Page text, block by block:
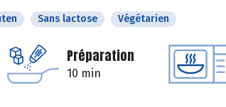
Sans lactose Végétarien
Préparation
10 min